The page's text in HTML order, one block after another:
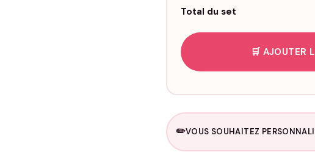
Total du set
🛒 AJOUTER
✏️VOUS SOUHAITEZ